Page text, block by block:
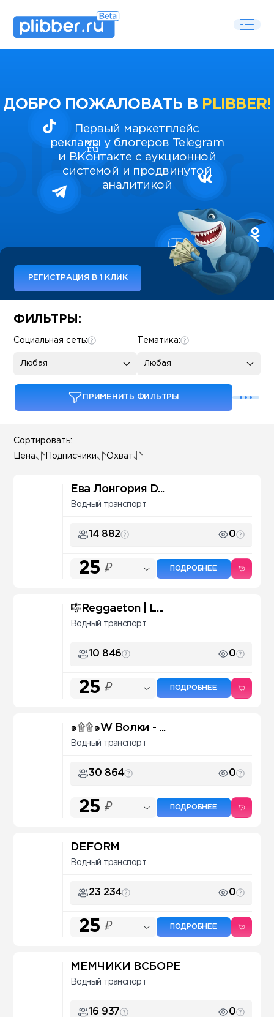
ДОБРО ПОЖАЛОВАТЬ В PLIBBER!
Первый маркетплейс
рекламы у блогеров Telegram
и ВКонтакте с аукционной
системой и продвинутой
аналитикой
РЕГИСТРАЦИЯ В 1 КЛИК
Some SEO Title
ФИЛЬТРЫ:
Тематика:
Любая
Социальная сеть:
Любая
ПРИМЕНИТЬ ФИЛЬТРЫ
Сортировать:
Цена Подписчики Охват
Ева Лонгория D...
Водный транспорт
14 882 0
25 ₽ ПОДРОБНЕЕ
🎼Reggaeton | L...
Водный транспорт
10 846 0
25 ₽ ПОДРОБНЕЕ
๑۩۩๑W Волки - ...
Водный транспорт
30 864 0
25 ₽ ПОДРОБНЕЕ
DEFORM
Водный транспорт
23 234 0
25 ₽ ПОДРОБНЕЕ
МЕМЧИКИ ВСБОРЕ
Водный транспорт
16 937 0